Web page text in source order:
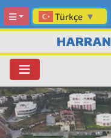
Türkçe ▼
HARRAN